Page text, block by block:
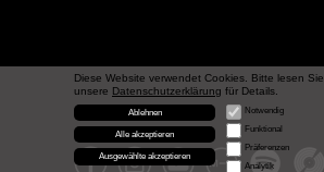
Diese Website verwendet Cookies. Bitte lesen Sie
unsere Datenschutzerklärung für Details.
Ablehnen
Alle akzeptieren
Ausgewählte akzeptieren
Notwendig
Funktional
Präferenzen
Analytik